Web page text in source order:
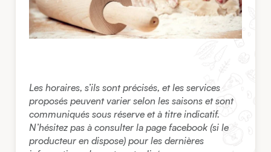
Les horaires, s’ils sont précisés, et les services
proposés peuvent varier selon les saisons et sont
communiqués sous réserve et à titre indicatif.
N’hésitez pas à consulter la page facebook (si le
producteur en dispose) pour les dernières